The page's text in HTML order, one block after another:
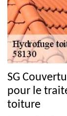
SG
pour le
toiture